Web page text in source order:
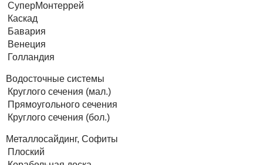
проверка стали и напыления
или евроштакетник
покрытием
СуперМонтеррей
Каскад
Бавария
Венеция
Голландия
Водосточные системы
Круглого сечения (мал.)
Прямоугольного сечения
Круглого сечения (бол.)
Металлосайдинг, Софиты
Плоский